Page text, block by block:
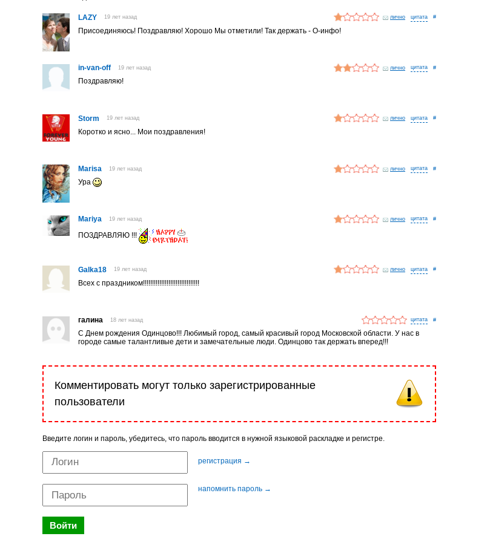
LAZY 19 лет назад лично #
Присоединяюсь! Поздравляю! Хорошо Мы отметили! Так держать - О-инфо!
in-van-off 19 лет назад лично #
Поздравляю!
Storm 19 лет назад лично #
Коротко и ясно... Мои поздравления!
Marisa 19 лет назад лично #
Ура
Mariya 19 лет назад лично #
ПОЗДРАВЛЯЮ !!!
Galka18 19 лет назад лично #
Всех с праздником!!!!!!!!!!!!!!!!!!!!!!!!!!!!!!!
галина 18 лет назад #
С Днем рождения Одинцово!!! Любимый город, самый красивый город Московской области. У нас в
городе самые талантливые дети и замечательные люди. Одинцово так держать вперед!!!
Комментировать могут только зарегистрированные
пользователи
Введите логин и пароль, убедитесь, что пароль вводится в нужной языковой раскладке и регистре.
регистрация →
напомнить пароль →